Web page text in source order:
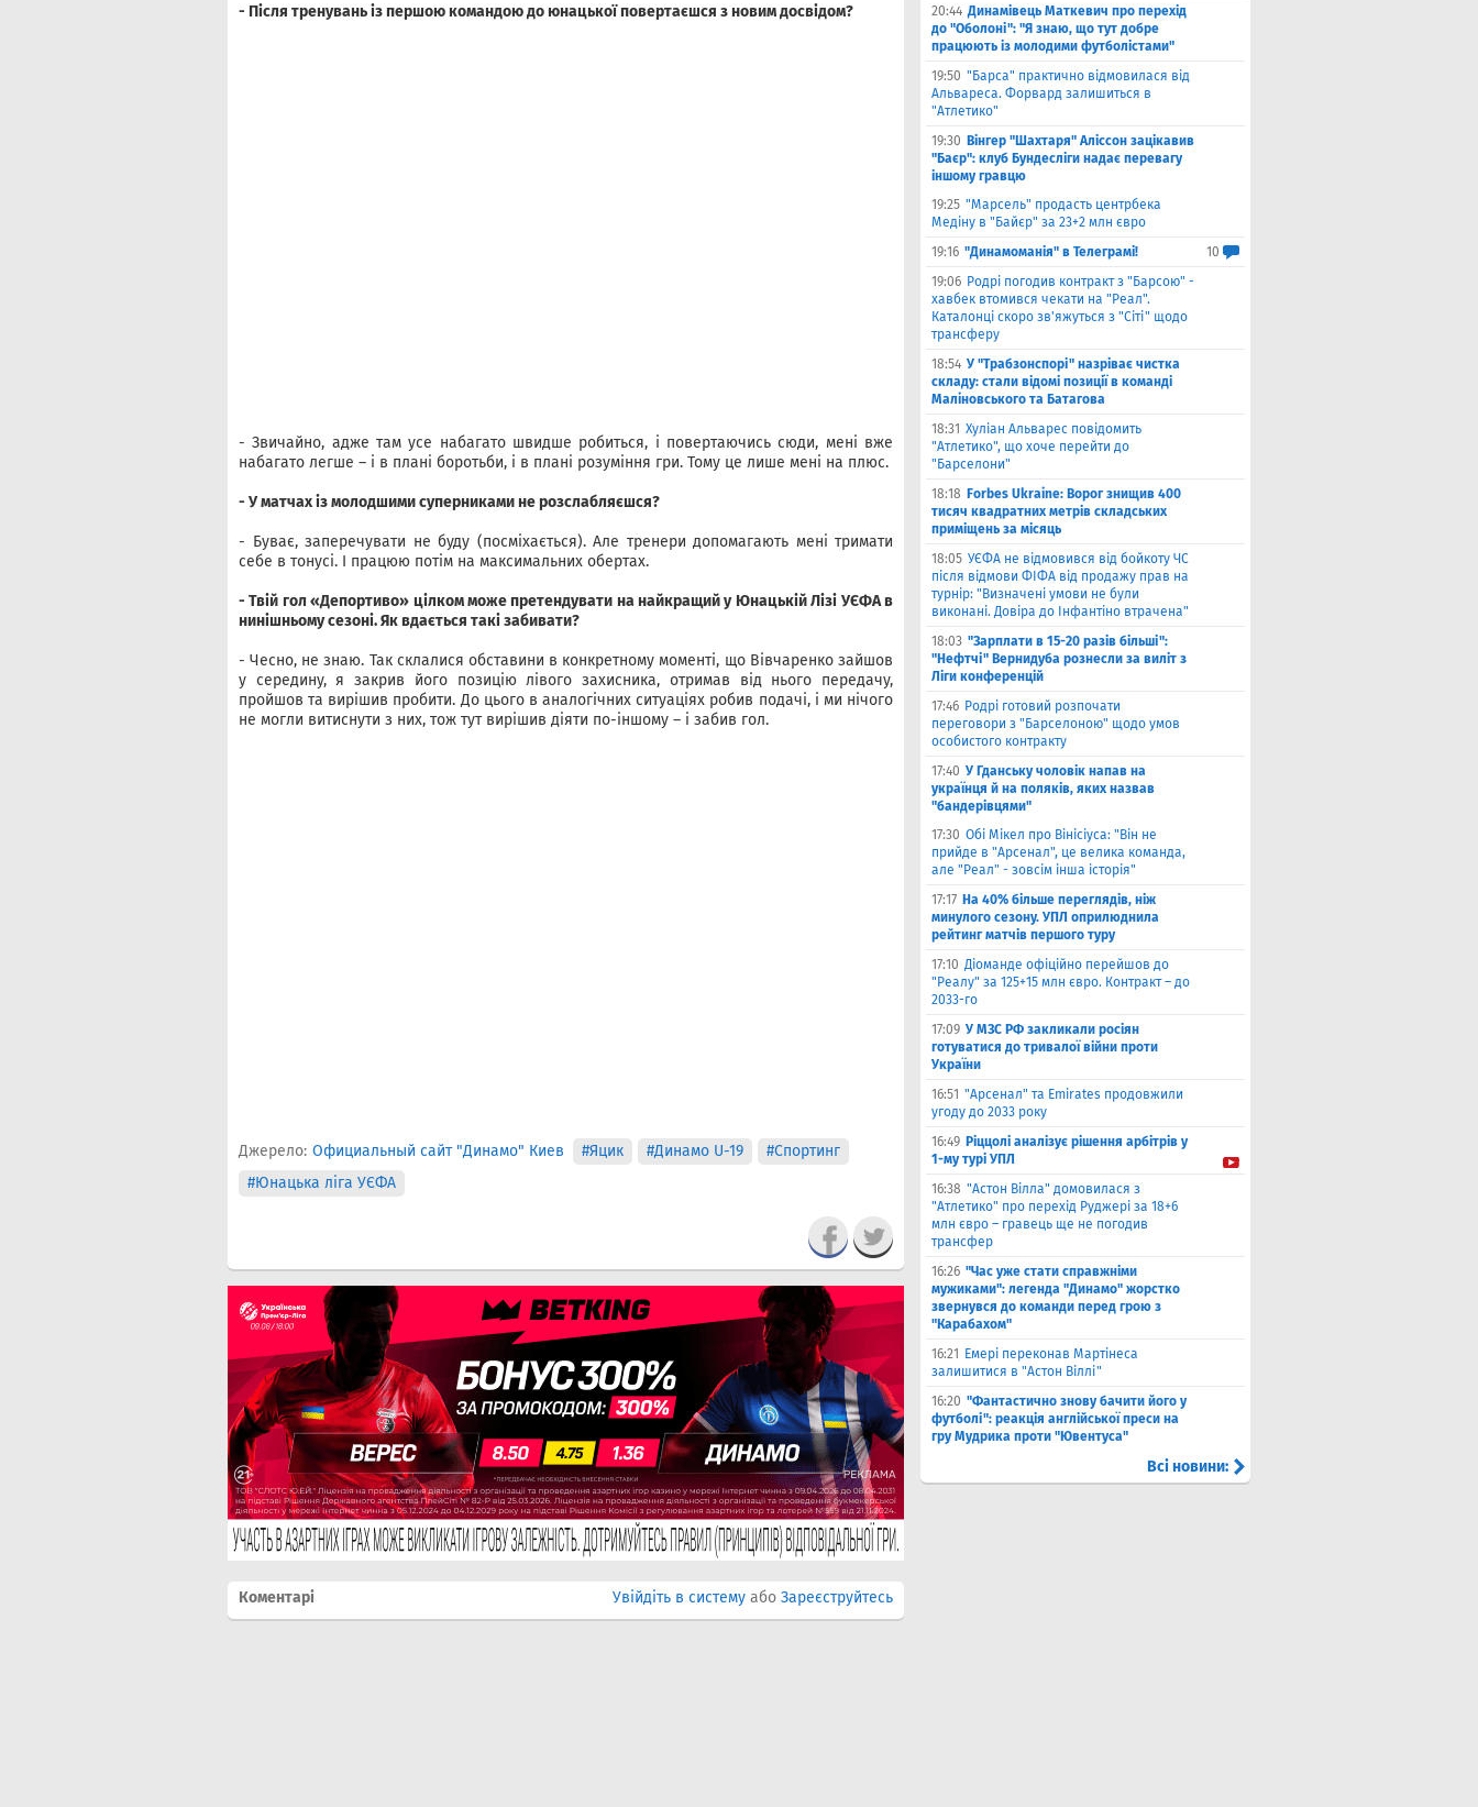
- Після тренувань із першою командою до юнацької повертаєшся з новим досвідом?
- Звичайно, адже там усе набагато швидше робиться, і повертаючись сюди, мені вже
набагато легше – і в плані боротьби, і в плані розуміння гри. Тому це лише мені на плюс.
- У матчах із молодшими суперниками не розслабляєшся?
- Буває, заперечувати не буду (посміхається). Але тренери допомагають мені тримати
себе в тонусі. І працюю потім на максимальних обертах.
- Твій гол «Депортиво» цілком може претендувати на найкращий у Юнацькій Лізі УЄФА в
нинішньому сезоні. Як вдається такі забивати?
- Чесно, не знаю. Так склалися обставини в конкретному моменті, що Вівчаренко зайшов
у середину, я закрив його позицію лівого захисника, отримав від нього передачу,
пройшов та вирішив пробити. До цього в аналогічних ситуаціях робив подачі, і ми нічого
не могли витиснути з них, тож тут вирішив діяти по-іншому – і забив гол.
Джерело: Официальный сайт "Динамо" Киев #Яцик #Динамо U-19
#Спортинг
#Юнацька ліга УЄФА
Коментарі Увійдіть в систему або Зареєструйтесь
20:44 Динамівець Маткевич про перехід
до "Оболоні": "Я знаю, що тут добре
працюють із молодими футболістами"
19:50 "Барса" практично відмовилася від
Альвареса. Форвард залишиться в
"Атлетико"
19:30 Вінгер "Шахтаря" Аліссон зацікавив
"Баєр": клуб Бундесліги надає перевагу
іншому гравцю
19:25 "Марсель" продасть центрбека
Медіну в "Байєр" за 23+2 млн євро
19:16 "Динамоманія" в Телеграмі!
10
19:06 Родрі погодив контракт з "Барсою" -
хавбек втомився чекати на "Реал".
Каталонці скоро зв'яжуться з "Сіті" щодо
трансферу
18:54 У "Трабзонспорі" назріває чистка
складу: стали відомі позиції в команді
Малiновського та Батагова
18:31 Хуліан Альварес повідомить
"Атлетико", що хоче перейти до
"Барселони"
18:18 Forbes Ukraine: Ворог знищив 400
тисяч квадратних метрів складських
приміщень за місяць
18:05 УЄФА не відмовився від бойкоту ЧС
після відмови ФІФА від продажу прав на
турнір: "Визначені умови не були
виконані. Довіра до Інфантіно втрачена"
18:03 "Зарплати в 15-20 разів більші":
"Нефтчі" Вернидуба рознесли за виліт з
Ліги конференцій
17:46 Родрі готовий розпочати
переговори з "Барселоною" щодо умов
особистого контракту
17:40 У Гданську чоловік напав на
українця й на поляків, яких назвав
"бандерівцями"
17:30 Обі Мікел про Вінісіуса: "Він не
прийде в "Арсенал", це велика команда,
але "Реал" - зовсім інша історія"
17:17 На 40% більше переглядів, ніж
минулого сезону. УПЛ оприлюднила
рейтинг матчів першого туру
17:10 Діоманде офіційно перейшов до
"Реалу" за 125+15 млн євро. Контракт – до
2033-го
17:09 У МЗС РФ закликали росіян
готуватися до тривалої війни проти
України
16:51 "Арсенал" та Emirates продовжили
угоду до 2033 року
16:49 Ріццолі аналізує рішення арбітрів у
1-му турі УПЛ
16:38 "Астон Вілла" домовилася з
"Атлетико" про перехід Руджері за 18+6
млн євро – гравець ще не погодив
трансфер
16:26 "Час уже стати справжніми
мужиками": легенда "Динамо" жорстко
звернувся до команди перед грою з
"Карабахом"
16:21
Емері переконав Мартінеса
залишитися в "Астон Віллі"
16:20 "Фантастично знову бачити його у
футболі": реакція англійської преси на
гру Мудрика проти "Ювентуса"
Всі новини: